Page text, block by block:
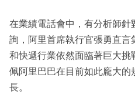
在業績電話會中，有分析師
詢，阿里首席執行官張勇直
和快遞行業依然面臨著巨大挑
佩阿里巴巴在目前如此龐大的
長。